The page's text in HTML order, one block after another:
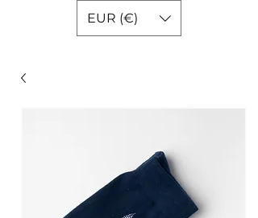
EUR (€)